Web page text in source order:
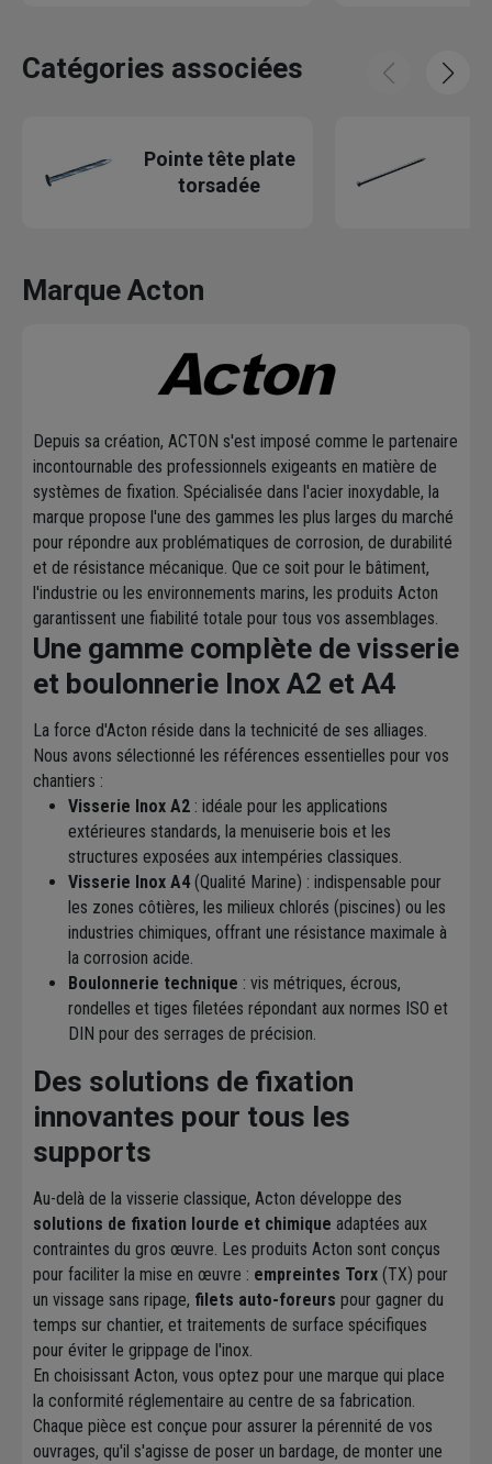
Catégories associées
Pointe tête plate
torsadée
Marque Acton
Depuis sa création, ACTON s'est imposé comme le partenaire
incontournable des professionnels exigeants en matière de
systèmes de fixation. Spécialisée dans l'acier inoxydable, la
marque propose l'une des gammes les plus larges du marché
pour répondre aux problématiques de corrosion, de durabilité
et de résistance mécanique. Que ce soit pour le bâtiment,
l'industrie ou les environnements marins, les produits Acton
garantissent une fiabilité totale pour tous vos assemblages.
Une gamme complète de visserie
et boulonnerie Inox A2 et A4
La force d'Acton réside dans la technicité de ses alliages.
Nous avons sélectionné les références essentielles pour vos
chantiers :
Visserie Inox A2 : idéale pour les applications
extérieures standards, la menuiserie bois et les
structures exposées aux intempéries classiques.
Visserie Inox A4 (Qualité Marine) : indispensable pour
les zones côtières, les milieux chlorés (piscines) ou les
industries chimiques, offrant une résistance maximale à
la corrosion acide.
Boulonnerie technique : vis métriques, écrous,
rondelles et tiges filetées répondant aux normes ISO et
DIN pour des serrages de précision.
Des solutions de fixation
innovantes pour tous les
supports
Au-delà de la visserie classique, Acton développe des
solutions de fixation lourde et chimique adaptées aux
contraintes du gros œuvre. Les produits Acton sont conçus
pour faciliter la mise en œuvre : empreintes Torx (TX) pour
un vissage sans ripage, filets auto-foreurs pour gagner du
temps sur chantier, et traitements de surface spécifiques
pour éviter le grippage de l'inox.
En choisissant Acton, vous optez pour une marque qui place
la conformité réglementaire au centre de sa fabrication.
Chaque pièce est conçue pour assurer la pérennité de vos
ouvrages, qu'il s'agisse de poser un bardage, de monter une